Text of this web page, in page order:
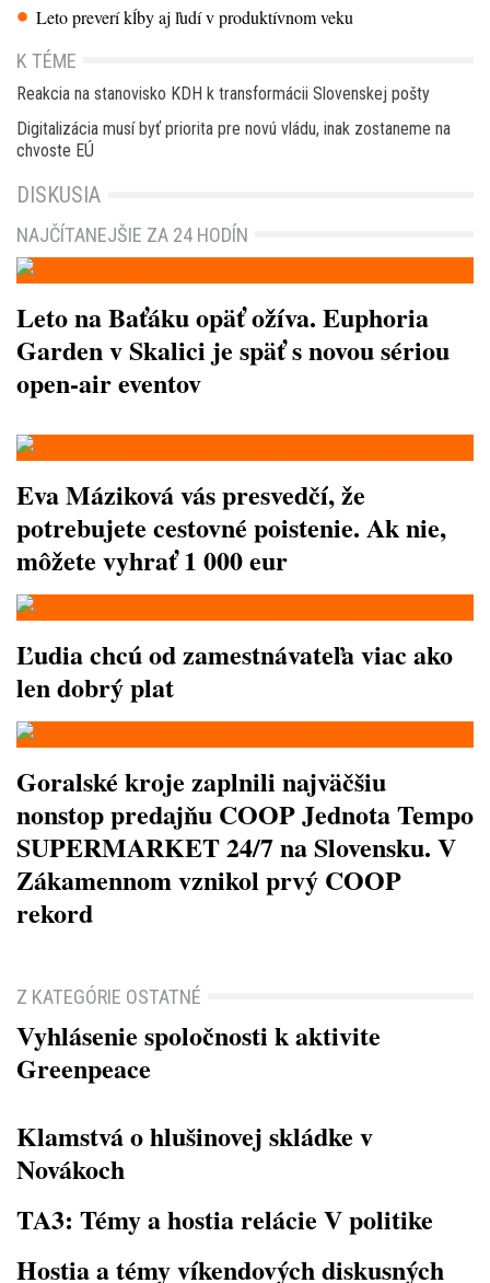
Leto preverí kĺby aj ľudí v produktívnom veku
K TÉME
Reakcia na stanovisko KDH k transformácii Slovenskej pošty
Digitalizácia musí byť priorita pre novú vládu, inak zostaneme na
chvoste EÚ
DISKUSIA
NAJČÍTANEJŠIE ZA 24 HODÍN
Leto na Baťáku opäť ožíva. Euphoria
Garden v Skalici je späť s novou sériou
open-air eventov
Eva Máziková vás presvedčí, že
potrebujete cestovné poistenie. Ak nie,
môžete vyhrať 1 000 eur
Ľudia chcú od zamestnávateľa viac ako
len dobrý plat
Goralské kroje zaplnili najväčšiu
nonstop predajňu COOP Jednota Tempo
SUPERMARKET 24/7 na Slovensku. V
Zákamennom vznikol prvý COOP
rekord
Z KATEGÓRIE OSTATNÉ
Vyhlásenie spoločnosti k aktivite
Greenpeace
Klamstvá o hlušinovej skládke v
Novákoch
TA3: Témy a hostia relácie V politike
Hostia a témy víkendových diskusných